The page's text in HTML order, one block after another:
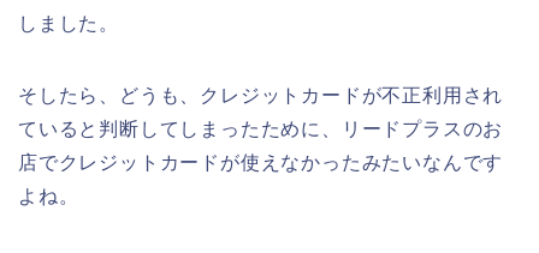
しました。
そしたら、どうも、クレジットカードが不正利用され
ていると判断してしまったために、リードプラスのお
店でクレジットカードが使えなかったみたいなんです
よね。